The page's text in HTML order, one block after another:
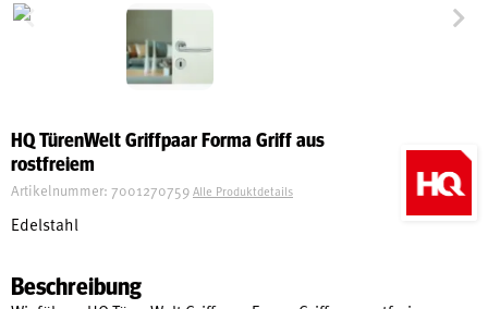
Böden
HQ TürenWelt Griffpaar Forma Griff aus
rostfreiem
Artikelnummer: 7001270759 Alle Produktdetails
Edelstahl
Beschreibung